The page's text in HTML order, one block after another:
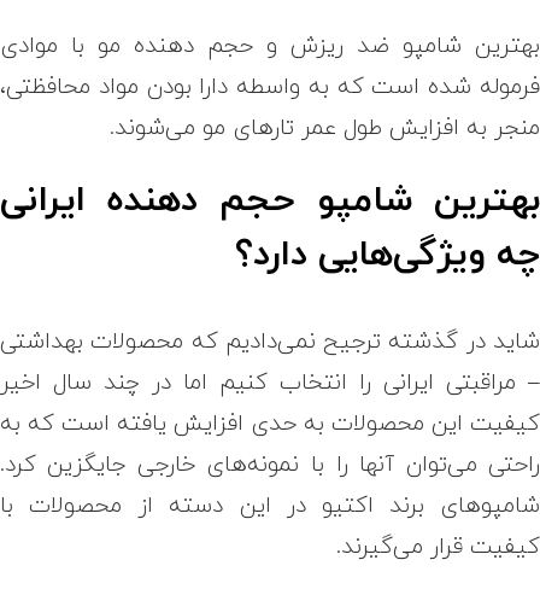
بهترین شامپو ضد ریزش و حجم دهنده مو با موادی
فرموله شده‌ است که به واسطه دارا بودن مواد محافظتی،
منجر به افزایش طول عمر تارهای مو می‌شوند.
بهترین شامپو حجم دهنده ایرانی
چه ویژگی‌هایی دارد؟
شاید در گذشته ترجیح نمی‌دادیم که محصولات بهداشتی
– مراقبتی ایرانی را انتخاب کنیم اما در چند سال اخیر
کیفیت این محصولات به حدی افزایش یافته است که به
راحتی می‌توان آنها را با نمونه‌های خارجی جایگزین کرد.
شامپوهای برند اکتیو در این دسته از محصولات با
کیفیت قرار می‌گیرند.